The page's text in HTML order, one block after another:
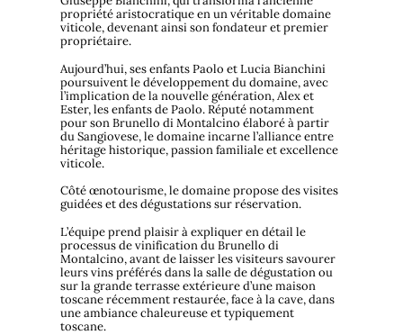
propriété aristocratique en un véritable domaine
viticole, devenant ainsi son fondateur et premier
propriétaire.
Aujourd’hui, ses enfants Paolo et Lucia Bianchini
poursuivent le développement du domaine, avec
l’implication de la nouvelle génération, Alex et
Ester, les enfants de Paolo. Réputé notamment
pour son Brunello di Montalcino élaboré à partir
du Sangiovese, le domaine incarne l’alliance entre
héritage historique, passion familiale et excellence
viticole.
Côté œnotourisme, le domaine propose des visites
guidées et des dégustations sur réservation.
L’équipe prend plaisir à expliquer en détail le
processus de vinification du Brunello di
Montalcino, avant de laisser les visiteurs savourer
leurs vins préférés dans la salle de dégustation ou
sur la grande terrasse extérieure d’une maison
toscane récemment restaurée, face à la cave, dans
une ambiance chaleureuse et typiquement
toscane.